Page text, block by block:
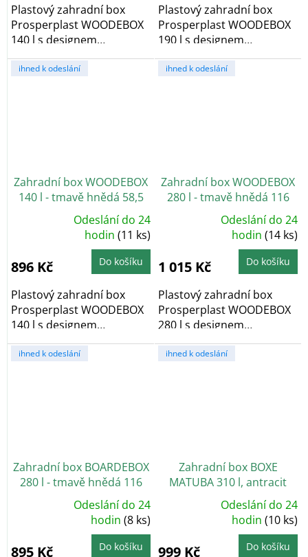
Plastový zahradní box
Prosperplast WOODEBOX
140 l s designem
dřevěných prken v
odstínu...
Plastový zahradní box
Prosperplast WOODEBOX
190 l s designem
dřevěných prken v
odstínu...
ihned k odeslání
Zahradní box WOODEBOX
140 l - tmavě hnědá 58,5
cm
5,0
z
5
Odeslání do 24
hodin(11 ks)
896 Kč Do košíku
Plastový zahradní box
Prosperplast WOODEBOX
140 l s designem
dřevěných prken v
odstínu...
ihned k odeslání
Zahradní box WOODEBOX
280 l - tmavě hnědá 116
cm
4,6
z
5
Odeslání do 24
hodin(14 ks)
1 015 Kč Do košíku
Plastový zahradní box
Prosperplast WOODEBOX
280 l s designem
dřevěných prken v
odstínu...
ihned k odeslání
Zahradní box BOARDEBOX
280 l - tmavě hnědá 116
cm
4,9
z
Odeslání do 24
hodin(8 ks)
895 Kč Do košíku
ihned k odeslání
Zahradní box BOXE
MATUBA 310 l, antracit
5,0
z
Odeslání do 24
hodin(10 ks)
999 Kč Do košíku